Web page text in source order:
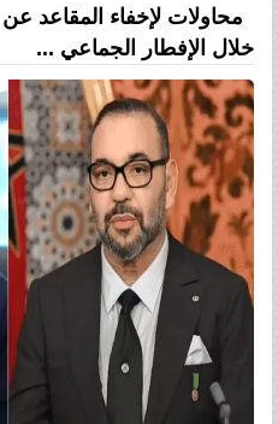
محاولات لإخفاء المقاعد
خلال الإفطار الجماعي ...